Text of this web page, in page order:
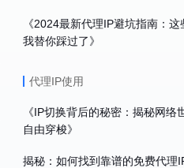
《2024最新代理IP避坑指南：这
我替你踩过了》
代理IP使用
《IP切换背后的秘密：揭秘网络
自由穿梭》
揭秘：如何找到靠谱的免费代理